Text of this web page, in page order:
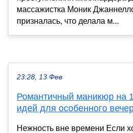
массажистка Моник
призналась, что делала м...
23:28, 13 Фев
Романтичный маникюр на
идей для особенного
Нежность вне времени Если